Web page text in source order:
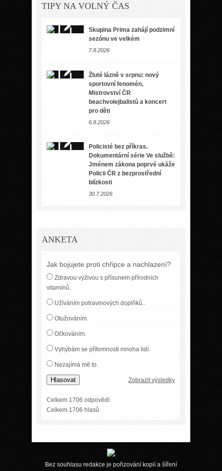
TIPY NA VOLNÝ ČAS
Skupina Prima zahájí podzimní
sezónu ve velkém
7.8.2026
Žluté lázně v srpnu: nový
sportovní fenomén,
Mistrovství ČR
beachvolejbalistů a koncert
pro děti
6.8.2026
Policisté bez příkras.
Dokumentární série Ve službě:
Jménem zákona poprvé ukáže
Policii ČR z bezprostřední
blízkosti
30.7.2026
ANKETA
Jak bojujete proti chřipce a nachlazení?
Zdravou výživou s přísunem přírodních
vitamínů.
Užíváním potravinových doplňků..
Otužováním.
Očkováním.
Vyhýbám se přítomnosti mnoha lidí.
Nezajímá mě to.
Hlasovat Zobrazit výsledky
Celkem 1706 odpovědí
Celkem 1706 hlasů
Bez souhlasu redakce je pořizování kopií a šíření